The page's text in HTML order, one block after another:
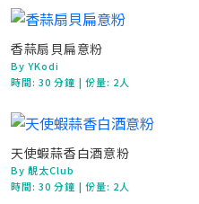
香蒜扇貝扁意粉
By YKodi
時間:30 分鐘 | 份量: 2人
天使蝦蒜香白酒意粉
By 靚太Club
時間:30 分鐘 | 份量: 2人